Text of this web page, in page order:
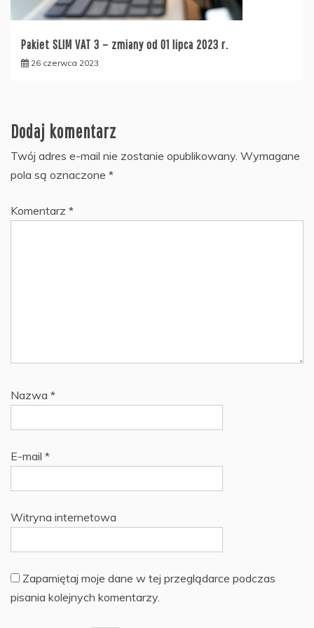
Pakiet SLIM VAT 3 – zmiany od 01 lipca 2023 r.
26 czerwca 2023
Dodaj komentarz
Twój adres e-mail nie zostanie opublikowany. Wymagane
pola są oznaczone *
Komentarz *
Nazwa *
E-mail *
Witryna internetowa
Zapamiętaj moje dane w tej przeglądarce podczas
pisania kolejnych komentarzy.